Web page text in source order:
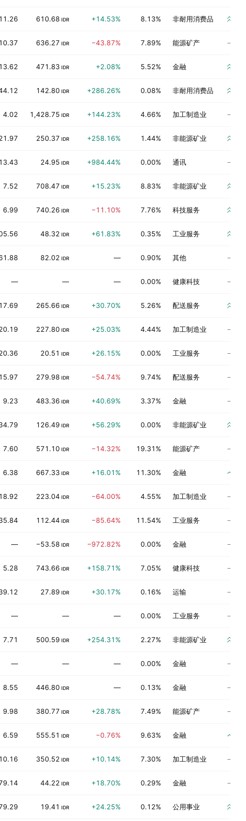
11.26 610.68 IDR +14.53% 8.13% 非耐用消费品
10.37 636.27 IDR −43.87% 7.89% 能源矿产
13.62 471.83 IDR +2.08% 5.52% 金融
142.80 IDR +286.26% 0.08% 非耐用消费品
4.02 1,428.75 IDR +144.23% 4.66% 加工制造业
250.37 IDR +258.16% 1.44% 非能源矿业
24.95 IDR +984.44% 0.00% 通讯
7.52 708.47 IDR +15.23% 8.83% 非能源矿业
6.99 740.26 IDR −11.10% 7.76% 科技服务
48.32 IDR +61.83% 0.35% 工业服务
82.02 IDR — 0.90% 其他
— — — 0.00% 健康科技
17.69 265.66 IDR +30.70% 5.26% 配送服务
227.80 IDR +25.03% 4.44% 加工制造业
20.51 IDR +26.15% 0.00% 工业服务
15.97 279.98 IDR −54.74% 9.74% 配送服务
9.23 483.36 IDR +40.69% 3.37% 金融
126.49 IDR +56.29% 0.00% 非能源矿业
7.60 571.10 IDR −14.32% 19.31% 能源矿产
6.38 667.33 IDR +16.01% 11.30% 金融
18.92 223.04 IDR −64.00% 4.55% 加工制造业
112.44 IDR −85.64% 11.54% 工业服务
— −53.58 IDR −972.82% 0.00% 金融
5.28 743.66 IDR +158.71% 7.05% 健康科技
27.89 IDR +30.17% 0.16% 运输
— — — 0.00% 工业服务
7.71 500.59 IDR +254.31% 2.27% 非能源矿业
— — — 0.00% 金融
8.55 446.80 IDR — 0.13% 金融
9.98 380.77 IDR +28.78% 7.49% 能源矿产
6.59 555.51 IDR −0.76% 9.63% 金融
10.16 350.52 IDR +10.14% 7.30% 加工制造业
44.22 IDR +18.70% 0.29% 金融
19.41 IDR +24.25% 0.12% 公用事业